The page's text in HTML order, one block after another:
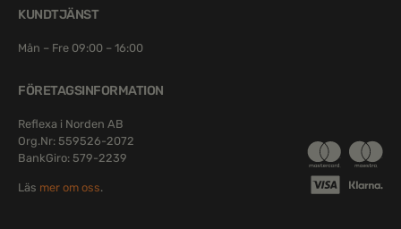
KUNDTJÄNST
Mån – Fre 09:00 – 16:00
FÖRETAGSINFORMATION
Reflexa i Norden AB
Org.Nr: 559526-2072
BankGiro: 579-2239
Läs mer om oss.